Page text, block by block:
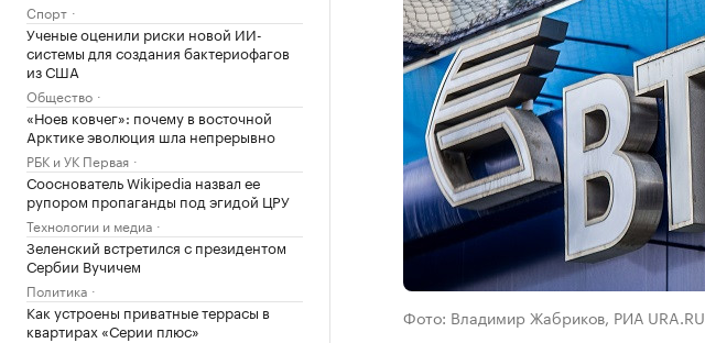
Спорт
Ученые оценили риски новой ИИ-
системы для создания бактериофагов
из США
Общество
«Ноев ковчег»: почему в восточной
Арктике эволюция шла непрерывно
РБК и УК Первая
Сооснователь Wikipedia назвал ее
рупором пропаганды под эгидой ЦРУ
Технологии и медиа
Зеленский встретился с президентом
Сербии Вучичем
Политика
Как устроены приватные террасы в
квартирах «Серии плюс»
Фото: Владимир Жабриков, РИА URA.RU